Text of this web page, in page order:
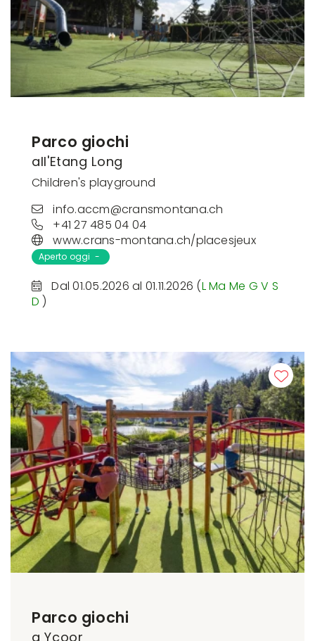
Parco giochi
all'Etang Long
Children's playground
info.accm@cransmontana.ch
+41 27 485 04 04
www.crans-montana.ch/placesjeux
Aperto oggi -
Dal 01.05.2026 al 01.11.2026 (LMa Me GV S
D )
Parco giochi
a Ycoor